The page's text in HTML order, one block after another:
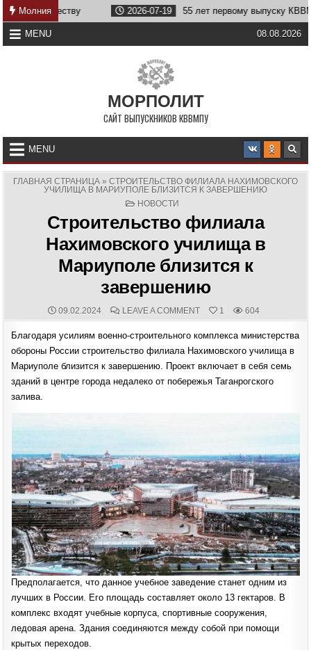
Skip
to
content
Молния
Отечеству 2026-07-19 55 лет первому выпуску КВВМПУ
MENU 08.08.2026
МОРПОЛИТ
САЙТ ВЫПУСКНИКОВ КВВМПУ
MENU
ГЛАВНАЯ СТРАНИЦА » СТРОИТЕЛЬСТВО ФИЛИАЛА НАХИМОВСКОГО
УЧИЛИЩА В МАРИУПОЛЕ БЛИЗИТСЯ К ЗАВЕРШЕНИЮ
POSTED
НОВОСТИ
Строительство филиала
Нахимовского училища в
Мариуполе близится к
завершению
PUBLISHED
DATE:
09.02.2024 COMMENTS:
LEAVE A COMMENTON
СТРОИТЕЛЬСТВО
НАХИМОВСКОГО
В
БЛИЗИТСЯ
ЗАВЕРШЕНИЮ
1 604
Благодаря усилиям военно-строительного комплекса министерства
обороны России строительство филиала Нахимовского училища в
Мариуполе близится к завершению. Проект включает в себя семь
зданий в центре города недалеко от побережья Таганрогского
залива.
Предполагается, что данное учебное заведение станет одним из
лучших в России. Его площадь составляет около 13 гектаров. В
комплекс входят учебные корпуса, спортивные сооружения,
ледовая арена. Здания соединяются между собой при помощи
крытых переходов.